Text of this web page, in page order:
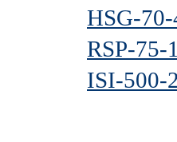
HSG-
RSP-75-
ISI-500-